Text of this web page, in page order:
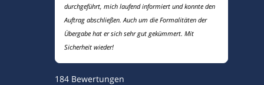
durchgeführt, mich laufend informiert und konnte den
Auftrag abschließen. Auch um die Formalitäten der
Übergabe hat er sich sehr gut gekümmert. Mit
Sicherheit wieder!
184 Bewertungen